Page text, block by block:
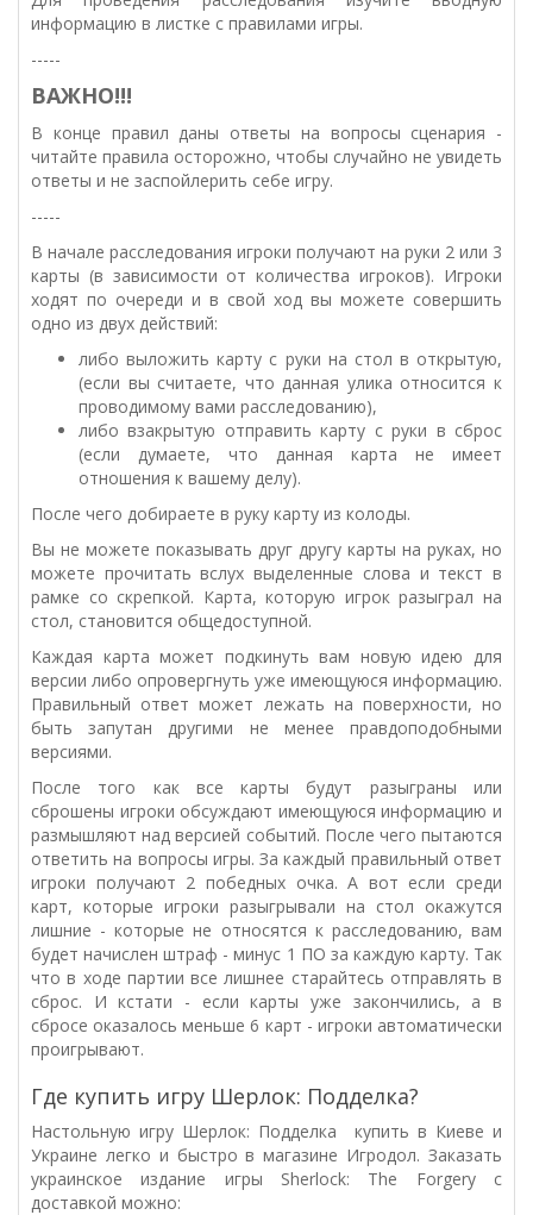
информацию в листке с правилами игры.
-----
ВАЖНО!!!
В конце правил даны ответы на вопросы сценария -
читайте правила осторожно, чтобы случайно не увидеть
ответы и не заспойлерить себе игру.
-----
В начале расследования игроки получают на руки 2 или 3
карты (в зависимости от количества игроков). Игроки
ходят по очереди и в свой ход вы можете совершить
одно из двух действий:
либо выложить карту с руки на стол в открытую,
(если вы считаете, что данная улика относится к
проводимому вами расследованию),
либо взакрытую отправить карту с руки в сброс
(если думаете, что данная карта не имеет
отношения к вашему делу).
После чего добираете в руку карту из колоды.
Вы не можете показывать друг другу карты на руках, но
можете прочитать вслух выделенные слова и текст в
рамке со скрепкой. Карта, которую игрок разыграл на
стол, становится общедоступной.
Каждая карта может подкинуть вам новую идею для
версии либо опровергнуть уже имеющуюся информацию.
Правильный ответ может лежать на поверхности, но
быть запутан другими не менее правдоподобными
версиями.
После того как все карты будут разыграны или
сброшены игроки обсуждают имеющуюся информацию и
размышляют над версией событий. После чего пытаются
ответить на вопросы игры. За каждый правильный ответ
игроки получают 2 победных очка. А вот если среди
карт, которые игроки разыгрывали на стол окажутся
лишние - которые не относятся к расследованию, вам
будет начислен штраф - минус 1 ПО за каждую карту. Так
что в ходе партии все лишнее старайтесь отправлять в
сброс. И кстати - если карты уже закончились, а в
сбросе оказалось меньше 6 карт - игроки автоматически
проигрывают.
Где купить игру Шерлок: Подделка?
Настольную игру Шерлок: Подделка купить в Киеве и
Украине легко и быстро в магазине Игродол. Заказать
украинское издание игры Sherlock: The Forgery с
доставкой можно: